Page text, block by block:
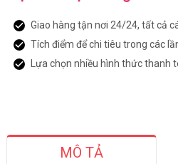
Giao hàng tận nơi 24/24, tất cả
Tích điểm để chi tiêu trong các
Lựa chọn nhiều hình thức thanh
MÔ TẢ